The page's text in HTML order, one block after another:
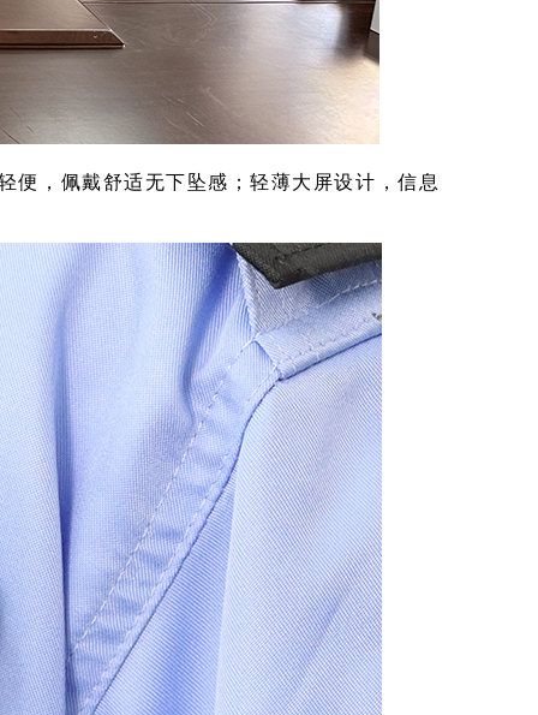
便，佩戴舒适无下坠感；轻薄大屏设计，信息